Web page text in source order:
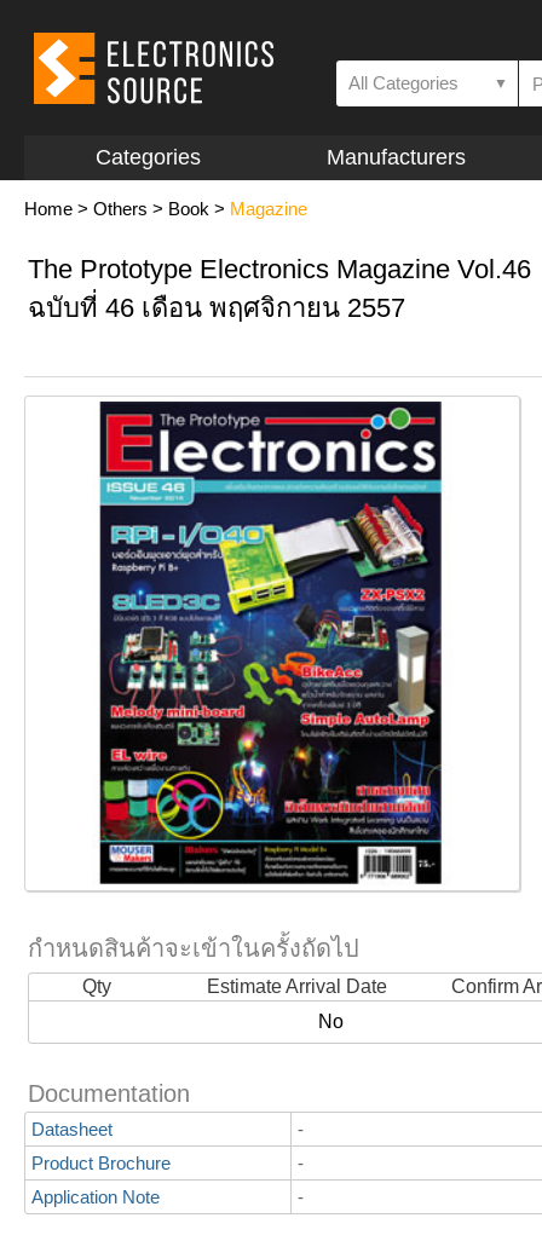
All Categories ▼
Categories Manufacturers
Home > Others > Book > Magazine
The Prototype Electronics Magazine Vol.46
ฉบับที่ 46 เดือน พฤศจิกายน 2557
กำหนดสินค้าจะเข้าในครั้งถัดไป
Qty Estimate Arrival Date
Confirm
No
Documentation
Datasheet
-
Product Brochure
-
Application Note
-